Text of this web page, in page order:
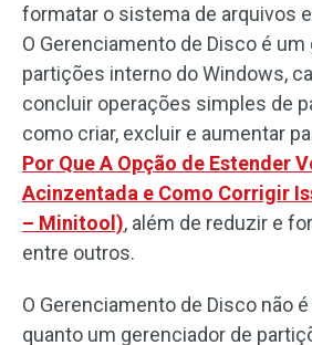
formatar o sistema de arquivos
O Gerenciamento de Disco é
partições interno do Windows,
concluir operações simples de
como criar, excluir e aumentar
Por Que A Opção de Estender
Acinzentada e Como Corrigir
– Minitool), além de reduzir e
entre outros.
O Gerenciamento de Disco não
quanto um gerenciador de